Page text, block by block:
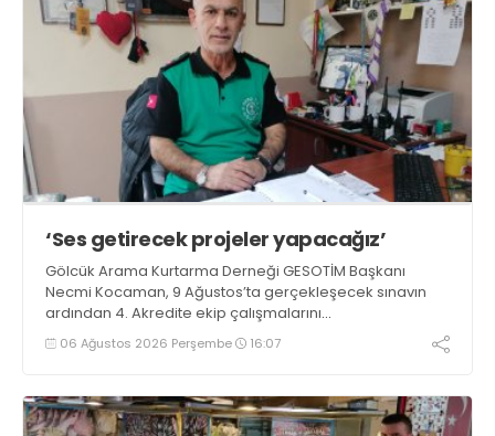
‘Ses getirecek projeler yapacağız’
Gölcük Arama Kurtarma Derneği GESOTİM Başkanı
Necmi Kocaman, 9 Ağustos’ta gerçekleşecek sınavın
ardından 4. Akredite ekip çalışmalarını
tamamlayacaklarını ifade ederek açıklamalarda
bulundu. Kocaman, “Gölcük’te ve Kocaeli genelinde ses
06 Ağustos 2026 Perşembe 16:07